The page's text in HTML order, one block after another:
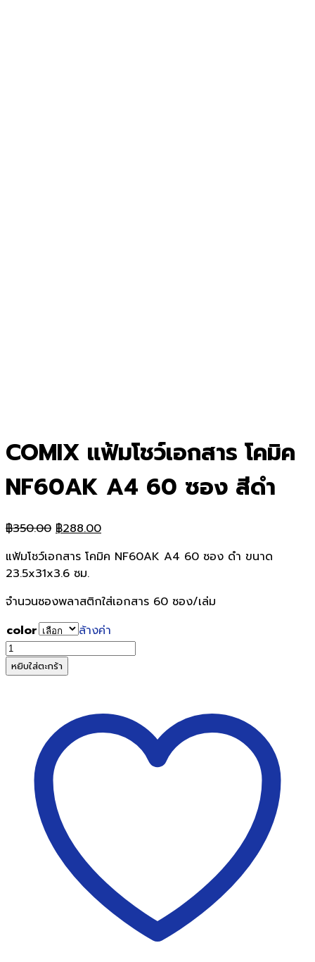
COMIX แฟ้มโชว์เอกสาร โคมิค
NF60AK A4 60 ซอง สีดำ
฿350.00 Original
was:
฿350.00.
฿288.00Current
is:
แฟ้มโชว์เอกสาร โคมิค NF60AK A4 60 ซอง ดำ ขนาด
23.5x31x3.6 ซม.
จำนวนซองพลาสติกใส่เอกสาร 60 ซอง/เล่ม
color
ล้างค่า
จำนวน
COMIX
แฟ้ม
NF60AK
หยิบใส่ตะกร้า